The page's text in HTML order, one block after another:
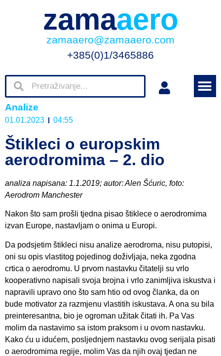
zamaaero
zamaaero@zamaaero.com
+385(0)1/3465886
Analize
01.01.2023 04:55
Štikleci o europskim
aerodromima – 2. dio
analiza napisana: 1.1.2019; autor: Alen Šćuric, foto:
Aerodrom Manchester
Nakon što sam prošli tjedna pisao štiklece o aerodromima
izvan Europe, nastavljam o onima u Europi.
Da podsjetim štikleci nisu analize aerodroma, nisu putopisi,
oni su opis vlastitog pojedinog doživljaja, neka zgodna
crtica o aerodromu. U prvom nastavku čitatelji su vrlo
kooperativno napisali svoja brojna i vrlo zanimljiva iskustva i
napravili upravo ono što sam htio od ovog članka, da on
bude motivator za razmjenu vlastitih iskustava. A ona su bila
preinteresantna, bio je ogroman užitak čitati ih. Pa Vas
molim da nastavimo sa istom praksom i u ovom nastavku.
Kako ću u idućem, posljednjem nastavku ovog serijala pisati
o aerodromima regije, molim Vas da njih ovaj tjedan ne